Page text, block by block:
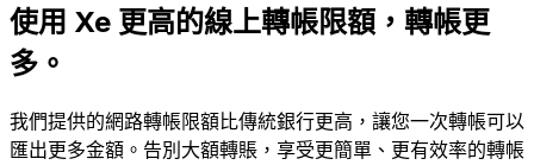
使用 Xe 更高的線上轉帳限額，轉帳更
多。
我們提供的網路轉帳限額比傳統銀行更高，讓您一次轉帳可以
匯出更多金額。告別大額轉賬，享受更簡單、更有效率的轉帳